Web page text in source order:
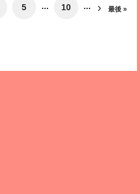
5 ... 10 ... › 最後 »